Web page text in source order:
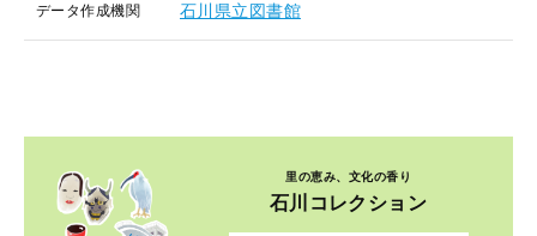
データ作成機関 石川県立図書館
里の恵み、文化の香り
石川コレクション